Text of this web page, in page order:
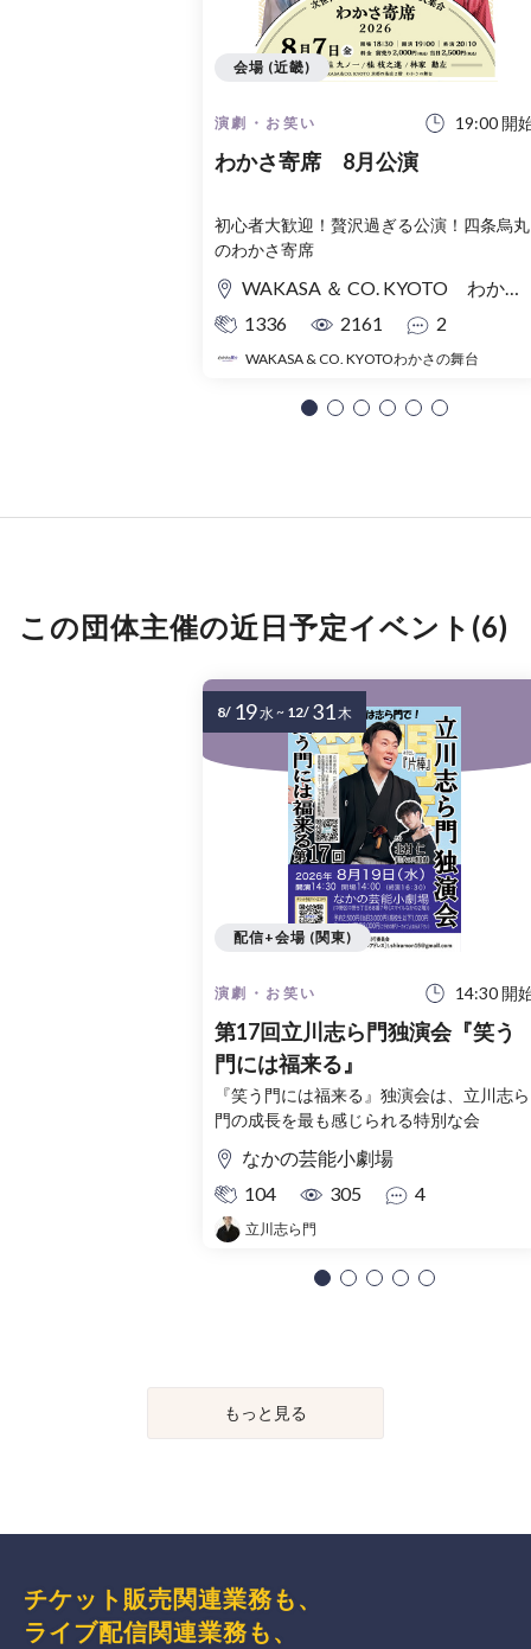
演劇・お笑い 19:00 開
わかさ寄席 8月公演
初心者大歓迎！贅沢過ぎる公演！四条烏丸
のわかさ寄席
WAKASA ＆ CO. KYOTO わかさの舞台
1336
2161 2
WAKASA & CO. KYOTOわかさの舞台
会場 (近畿)
この団体主催の近日予定イベント(6)
演劇・お笑い 14:30 開
第17回立川志ら門独演会『笑う
門には福来る』
『笑う門には福来る』独演会は、立川志ら
門の成長を最も感じられる特別な会
なかの芸能小劇場
104
305 4
立川志ら門
配信+会場 (関東)
8/ 19水~ 12/ 31木
もっと見る
チケット販売関連業務も、
ライブ配信関連業務も、